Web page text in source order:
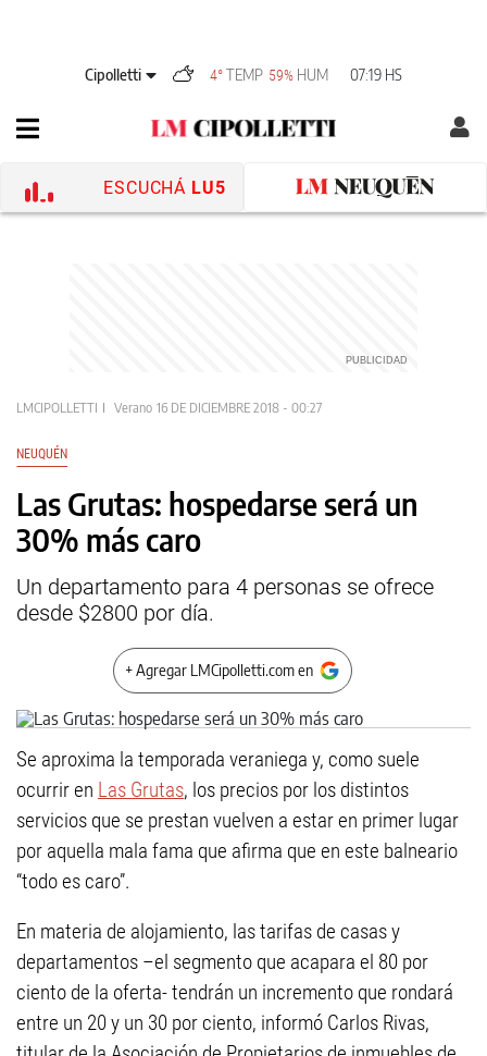
Cipolletti 4°TEMP 59% HUM 07:19 HS
ESCUCHÁ LU5
LMCIPOLLETTI Verano 16 DE DICIEMBRE 2018 - 00:27
NEUQUÉN
Las Grutas: hospedarse será un
30% más caro
Un departamento para 4 personas se ofrece
desde $2800 por día.
+ Agregar LMCipolletti.com en
Se aproxima la temporada veraniega y, como suele
ocurrir en Las Grutas, los precios por los distintos
servicios que se prestan vuelven a estar en primer lugar
por aquella mala fama que afirma que en este balneario
“todo es caro”.
En materia de alojamiento, las tarifas de casas y
departamentos –el segmento que acapara el 80 por
ciento de la oferta- tendrán un incremento que rondará
entre un 20 y un 30 por ciento, informó Carlos Rivas,